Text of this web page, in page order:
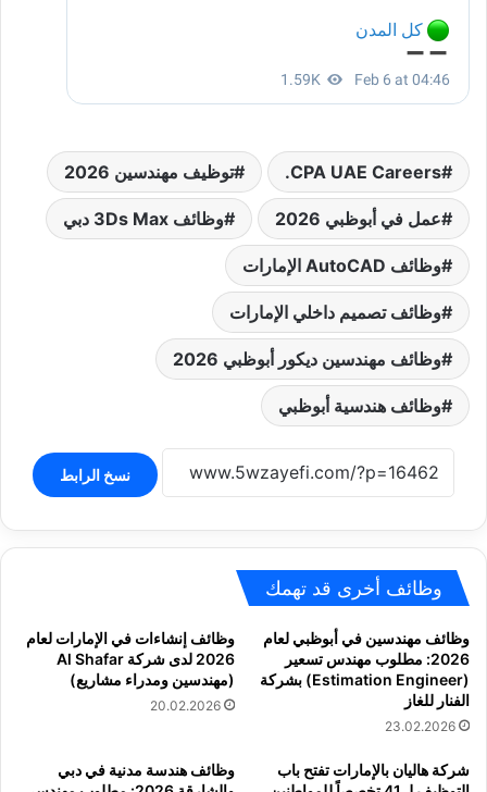
CPA UAE Careers. توظيف مهندسين 2026
عمل في أبوظبي 2026 وظائف 3Ds Max دبي
وظائف AutoCAD الإمارات
وظائف تصميم داخلي الإمارات
وظائف مهندسين ديكور أبوظبي 2026
وظائف هندسية أبوظبي
نسخ الرابط
وظائف أخرى قد تهمك
وظائف مهندسين في أبوظبي لعام
2026: مطلوب مهندس تسعير
(Estimation Engineer) بشركة
الفنار للغاز
23.02.2026
وظائف إنشاءات في الإمارات لعام
2026 لدى شركة Al Shafar
(مهندسين ومدراء مشاريع)
20.02.2026
شركة هاليان بالإمارات تفتح باب
وظائف هندسة مدنية في دبي